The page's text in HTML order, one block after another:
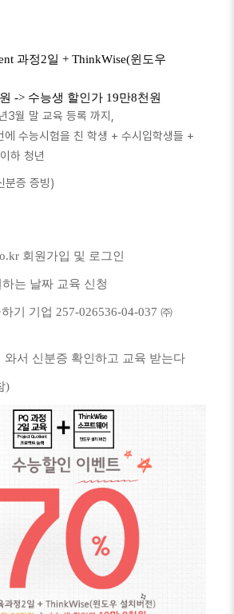
과정2일 + ThinkWise(윈도우
-> 수능생 할인가 19만8천원
3월 말 교육 등록 까지 ,
에 수능시험을 친 학생 +수시입학생들 +
하 청년
분증 증빙)
회원가입 및 로그인
는 날짜 교육 신청
기 기업 257-026536-04-037 ㈜
와서 신분증 확인하고 교육 받는다
)